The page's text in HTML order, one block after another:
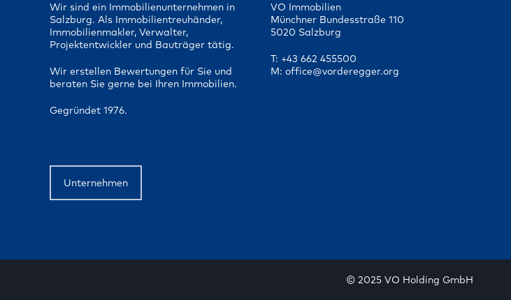
Wir sind ein Immobilienunternehmen in
Salzburg. Als Immobilientreuhänder,
Immobilienmakler, Verwalter,
Projektentwickler und Bauträger tätig.
Wir erstellen Bewertungen für Sie und
beraten Sie gerne bei Ihren Immobilien.
Gegründet 1976.
Unternehmen
VO Immobilien
Münchner Bundesstraße 110
5020 Salzburg
T: +43 662 455500
M: office@vorderegger.org
© 2025 VO Holding GmbH